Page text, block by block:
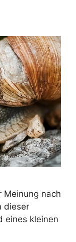
Meinung nach
dieser
eines kleinen